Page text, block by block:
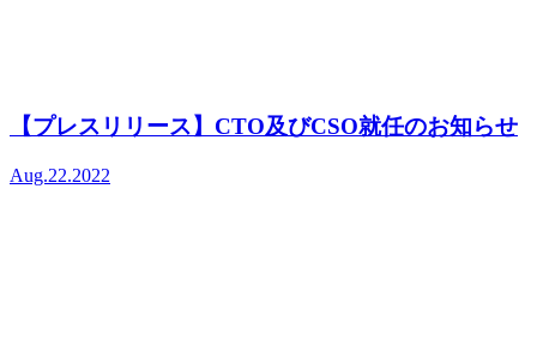
【プレスリリース】CTO及びCSO就任のお知らせ
Aug.22.2022